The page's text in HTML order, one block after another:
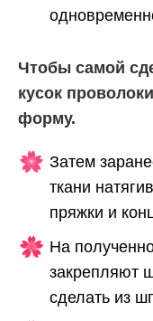
Чтобы самой
кусок
форму.
Затем
ткани
пряжки и
На
закрепляют
сделать из